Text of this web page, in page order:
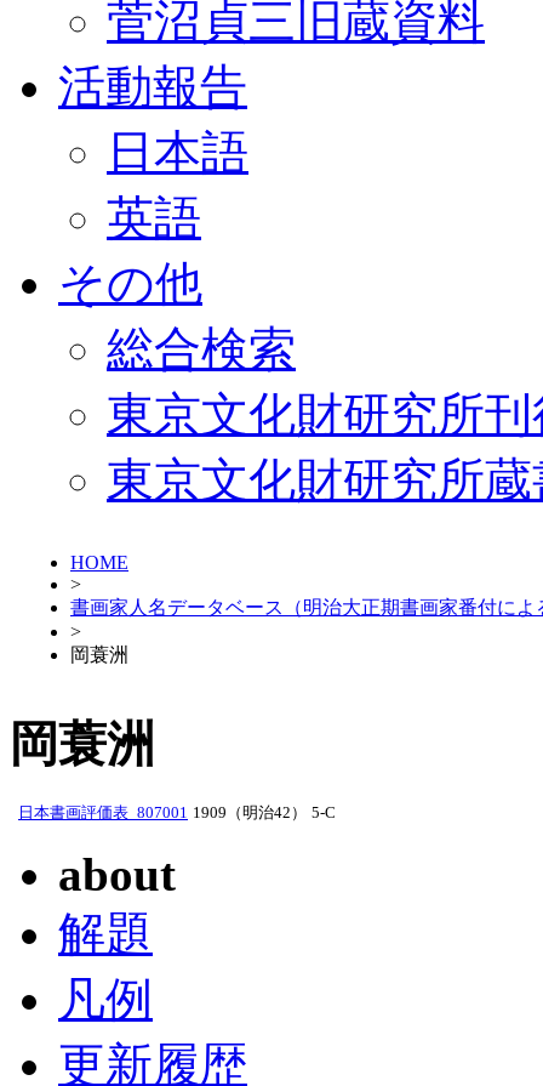
菅沼貞三旧蔵資料
活動報告
日本語
英語
その他
総合検索
東京文化財研究所
東京文化財研究所
HOME
>
書画家人名データベース（明治大正期書画家番付によ
>
岡蓑洲
岡蓑洲
日本書画評価表_807001 1909（明治42） 5-C
about
解題
凡例
更新履歴